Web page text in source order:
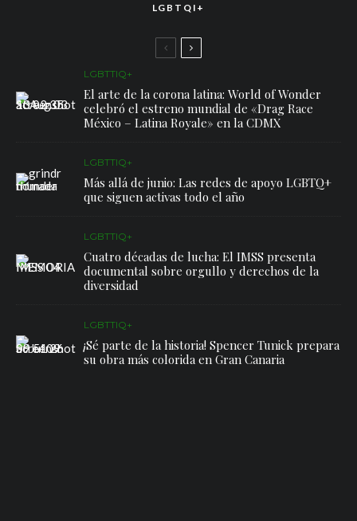
LGBTQI+
LGBTTIQ+
El arte de la corona latina: World of Wonder
celebró el estreno mundial de «Drag Race
México – Latina Royale» en la CDMX
LGBTTIQ+
Más allá de junio: Las redes de apoyo LGBTQ+
que siguen activas todo el año
LGBTTIQ+
Cuatro décadas de lucha: El IMSS presenta
documental sobre orgullo y derechos de la
diversidad
LGBTTIQ+
¡Sé parte de la historia! Spencer Tunick prepara
su obra más colorida en Gran Canaria